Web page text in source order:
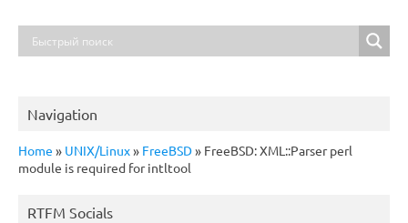
Navigation
Home » UNIX/Linux» FreeBSD» FreeBSD: XML::Parser perl
module is required for intltool
RTFM Socials